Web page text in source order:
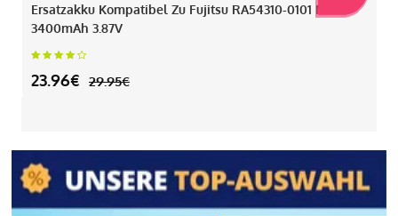
Ersatzakku Kompatibel Zu Fujitsu RA54310-0101 Mit
3400mAh 3.87V
23.96€ 29.95€